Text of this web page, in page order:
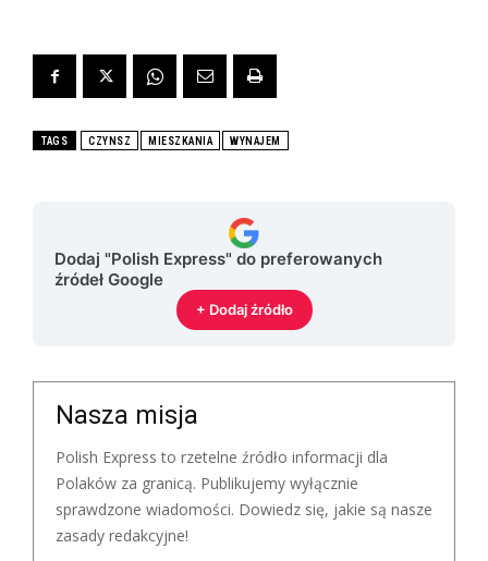
TAGS CZYNSZ MIESZKANIA WYNAJEM
Dodaj "Polish Express" do preferowanych
źródeł Google
+ Dodaj źródło
Nasza misja
Polish Express to rzetelne źródło informacji dla
Polaków za granicą. Publikujemy wyłącznie
sprawdzone wiadomości. Dowiedz się, jakie są nasze
zasady redakcyjne!